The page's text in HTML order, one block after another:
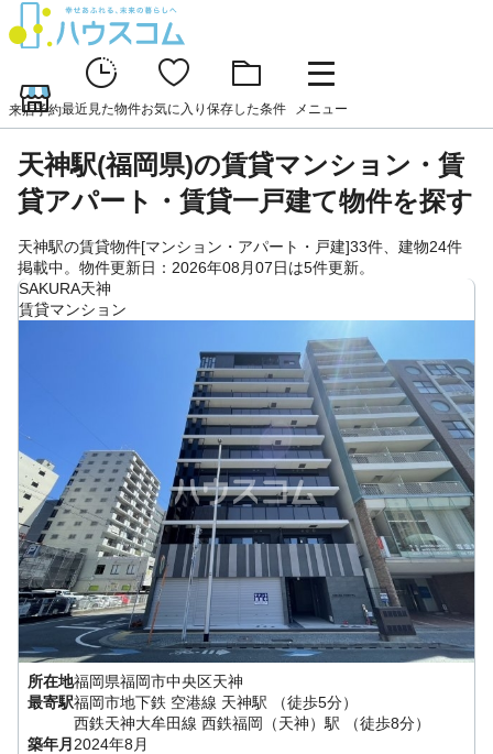
来店予約最近見た物件お気に入り 保存した条件 メニュー
天神駅(福岡県)の賃貸マンション・賃
貸アパート・賃貸一戸建て物件を探す
天神駅の賃貸物件[マンション・アパート・戸建]33件、建物24件
掲載中。物件更新日：2026年08月07日は5件更新。
SAKURA天神
賃貸マンション
所在地福岡県福岡市中央区天神
最寄駅福岡市地下鉄 空港線 天神駅
（徒歩5分）
西鉄天神大牟田線 西鉄福岡（天神）駅
（徒歩8分）
築年月2024年8月